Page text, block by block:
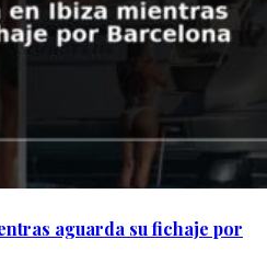
aguarda su fichaje por